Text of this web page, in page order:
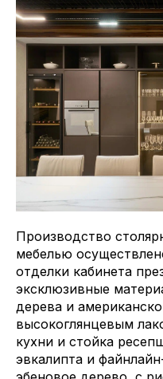
Производство
мебелью
отделки кабинета
эксклюзивные
дерева и
высокоглянцевым
кухни и стойка
эвкалипта и